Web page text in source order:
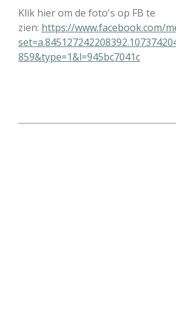
Klik hier om de foto's op FB te
zien: https://www.facebook.com/
859&type=1&l=945bc7041c